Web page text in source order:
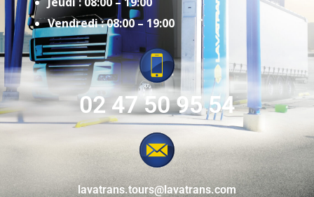
Vendredi : 08:00 – 19:00
02 47 50 95 54
lavatrans.tours@lavatrans.com